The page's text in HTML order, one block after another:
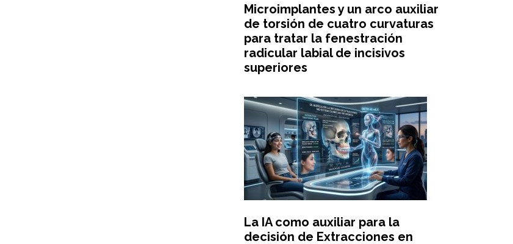
Microimplantes y un arco auxiliar
de torsión de cuatro curvaturas
para tratar la fenestración
radicular labial de incisivos
superiores
La IA como auxiliar para la
decisión de Extracciones en